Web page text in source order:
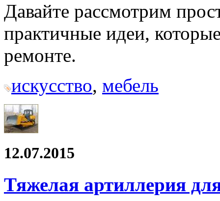
Давайте рассмотрим
практичные идеи,
ремонте.
искусство, мебель
12.07.2015
Тяжелая артиллерия